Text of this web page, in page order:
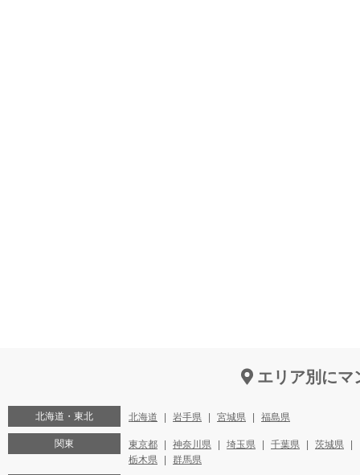
エリア別にマ
北海道・東北 北海道 岩手県 宮城県 福島県
関東 東京都 神奈川県 埼玉県 千葉県
茨城県
栃木県
群馬県